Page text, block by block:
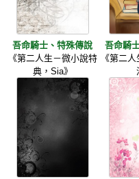
吾命騎士、特殊傳說
《第二人生－微小說特
典，Sia》
吾命騎
《第二